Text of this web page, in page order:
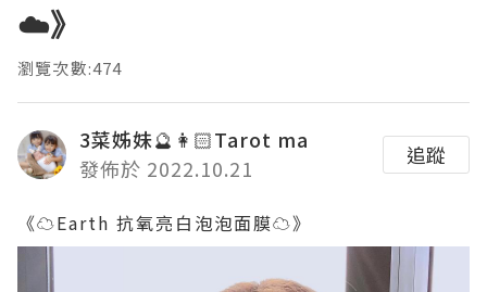
☁️》
瀏覽次數:474
3菜姊妹🔮👩🏻Tarot ma
發佈於 2022.10.21
追蹤
《☁️Earth 抗氧亮白泡泡面膜☁️》